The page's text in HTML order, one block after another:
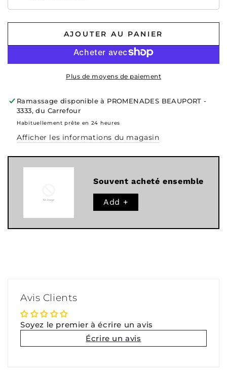
AJOUTER AU PANIER
Plus de moyens de paiement
Ramassage disponible à PROMENADES BEAUPORT -
3333, du Carrefour
Habituellement prête en 24 heures
Afficher les informations du magasin
Souvent acheté ensemble
Add +
Avis Clients
Soyez le premier à écrire un avis
Écrire un avis